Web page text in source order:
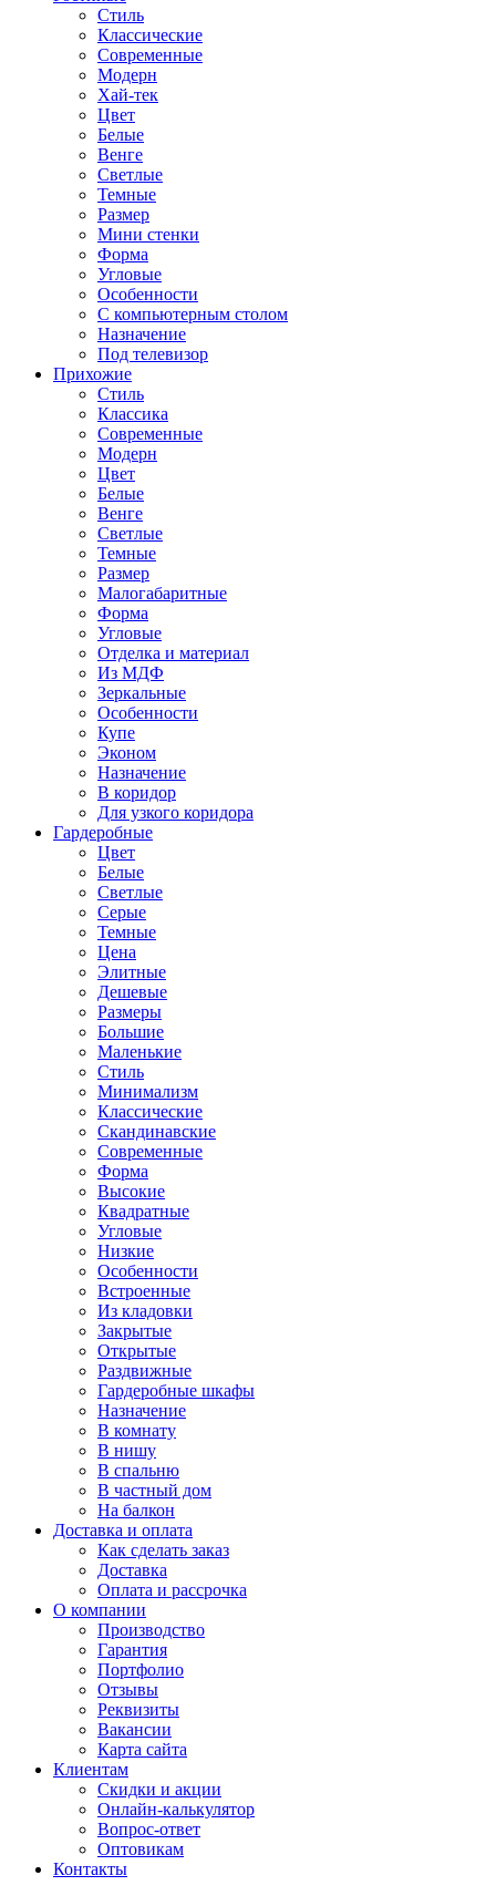
Стиль
Классические
Современные
Модерн
Хай-тек
Цвет
Белые
Венге
Светлые
Темные
Размер
Мини стенки
Форма
Угловые
Особенности
С компьютерным столом
Назначение
Под телевизор
Прихожие
Стиль
Классика
Современные
Модерн
Цвет
Белые
Венге
Светлые
Темные
Размер
Малогабаритные
Форма
Угловые
Отделка и материал
Из МДФ
Зеркальные
Особенности
Купе
Эконом
Назначение
В коридор
Для узкого коридора
Гардеробные
Цвет
Белые
Светлые
Серые
Темные
Цена
Элитные
Дешевые
Размеры
Большие
Маленькие
Стиль
Минимализм
Классические
Скандинавские
Современные
Форма
Высокие
Квадратные
Угловые
Низкие
Особенности
Встроенные
Из кладовки
Закрытые
Открытые
Раздвижные
Гардеробные шкафы
Назначение
В комнату
В нишу
В спальню
В частный дом
На балкон
Доставка и оплата
Как сделать заказ
Доставка
Оплата и рассрочка
О компании
Производство
Гарантия
Портфолио
Отзывы
Реквизиты
Вакансии
Карта сайта
Клиентам
Скидки и акции
Онлайн-калькулятор
Вопрос-ответ
Оптовикам
Контакты